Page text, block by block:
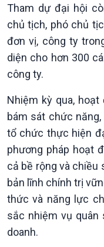
Chính trị
Tin Chính trị
Chính phủ với người dân
Quốc hội với cử tri
Xây dựng đảng
Đảng trong cuộc sống
Nhận diện sự thật
Tham dự đại hội
chủ tịch, phó chủ
đơn vị, công ty
diện cho hơn 300
công ty.
Nhiệm kỳ qua,
bám sát chức
tổ chức thực hiện
phương pháp hoạt
cả bề rộng và chiều
bản lĩnh chính trị
thức và năng lực
sắc nhiệm vụ quân
doanh.